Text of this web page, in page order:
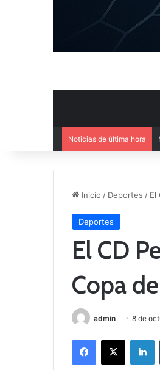
Noticias de última hora
Inicio / Deportes / El
Deportes
El CD
Copa
admin 8 de